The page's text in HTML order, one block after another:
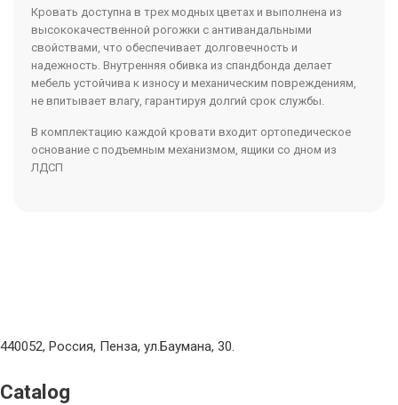
Кровать доступна в трех модных цветах и выполнена из
высококачественной рогожки с антивандальными
свойствами, что обеспечивает долговечность и
надежность. Внутренняя обивка из спандбонда делает
мебель устойчива к износу и механическим повреждениям,
не впитывает влагу, гарантируя долгий срок службы.
В комплектацию каждой кровати входит ортопедическое
основание с подъемным механизмом, ящики со дном из
ЛДСП
440052, Россия, Пенза, ул.Баумана, 30.
Catalog